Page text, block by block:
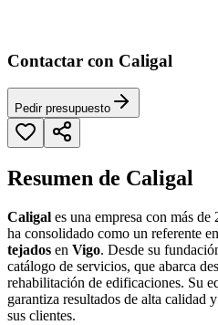
Contactar con Caligal
Pedir presupuesto
Resumen de Caligal
Caligal es una empresa con más
ha consolidado como un referente
tejados en Vigo. Desde su
catálogo de servicios, que abarca
rehabilitación de edificaciones. Su
garantiza resultados de alta calidad
sus clientes.